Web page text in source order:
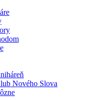
Nového Slova